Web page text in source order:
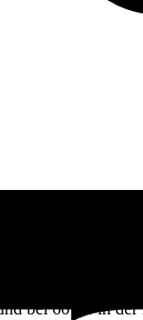
bei 60 °C in